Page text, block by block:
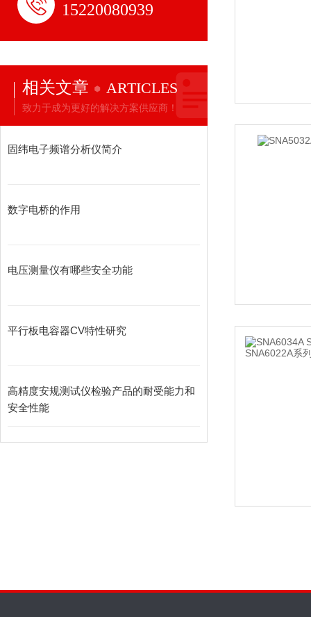
15220080939
相关文章 ARTICLES
致力于成为更好的解决方案供应商！
固纬电子频谱分析仪简介
数字电桥的作用
电压测量仪有哪些安全功能
平行板电容器CV特性研究
高精度安规测试仪检验产品的耐受能力和
安全性能